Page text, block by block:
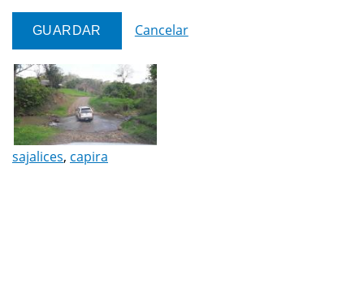
Cancelar
sajalices, capira